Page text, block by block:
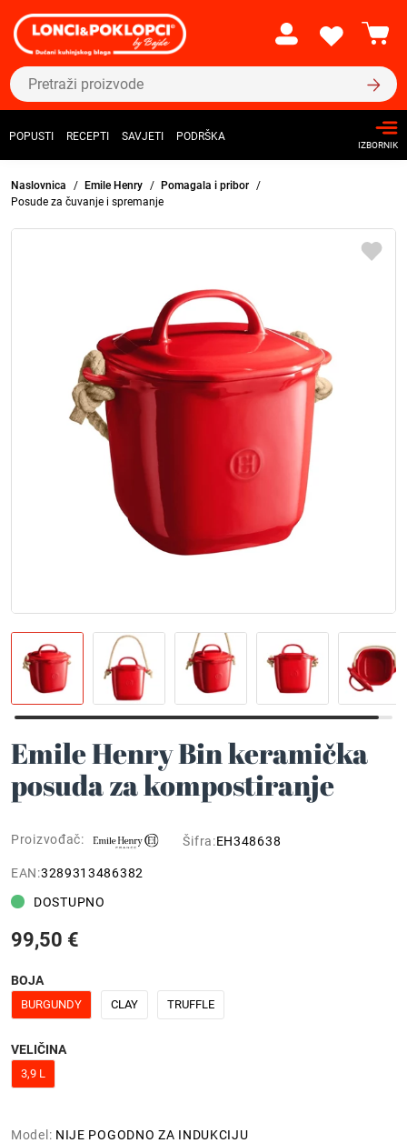
POPUSTI RECEPTI SAVJETI PODRŠKA
IZBORNIK
Naslovnica Emile Henry
Pomagala i pribor
Posude za čuvanje i spremanje
Emile Henry Bin keramička
posuda za kompostiranje
Proizvođač: Šifra:EH348638
EAN:3289313486382
DOSTUPNO
99,50 €
BOJA
BURGUNDY CLAY TRUFFLE
VELIČINA
3,9 L
Model: NIJE POGODNO ZA INDUKCIJU